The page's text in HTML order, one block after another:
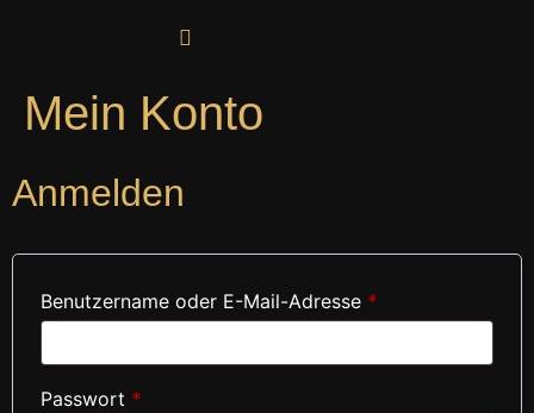
Mein Konto
Anmelden
Benutzername oder E-Mail-Adresse *
Passwort *